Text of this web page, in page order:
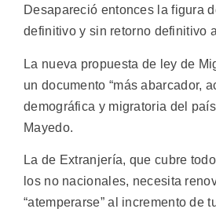
Desapareció entonces la figura
definitivo y sin retorno definitivo
La nueva propuesta de ley de
un documento “más abarcador,
demográfica y migratoria del
Mayedo.
La de Extranjería, que cubre
los no nacionales, necesita
“atemperarse” al incremento de